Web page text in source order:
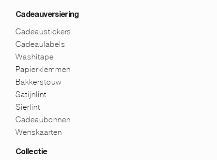
Cadeauversiering
Cadeaustickers
Cadeaulabels
Washitape
Papierklemmen
Bakkerstouw
Satijnlint
Sierlint
Cadeaubonnen
Wenskaarten
Collectie